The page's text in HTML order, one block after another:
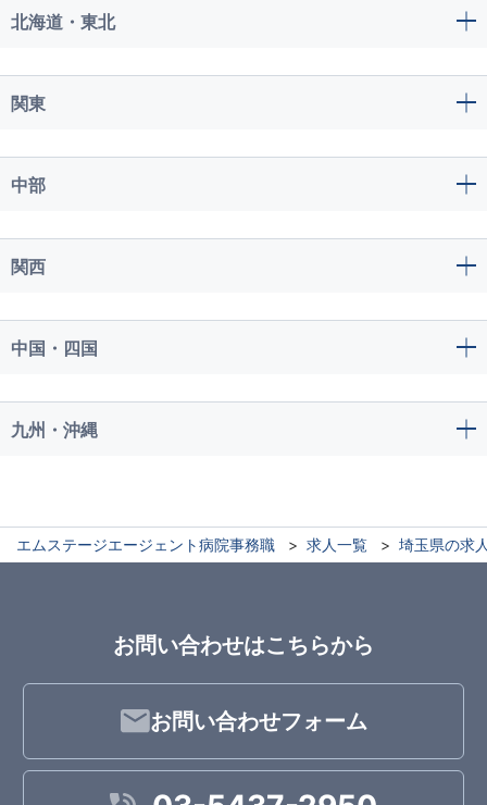
北海道・東北
関東
中部
関西
中国・四国
九州・沖縄
エムステージエージェント病院事務職 求人一覧 埼玉県の求
お問い合わせはこちらから
お問い合わせフォーム